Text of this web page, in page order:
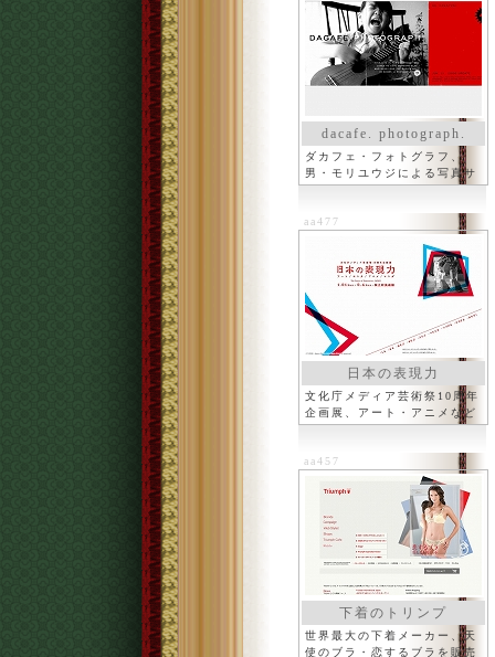
dacafe. photograph.
ダカフェ・フォトグラフ、
男・モリユウジによる写真サ
イト
aa477
日本の表現力
文化庁メディア芸術祭10周年
企画展、アート・アニメなど
aa457
下着のトリンプ
世界最大の下着メーカー、天
使のブラ・恋するブラを販売